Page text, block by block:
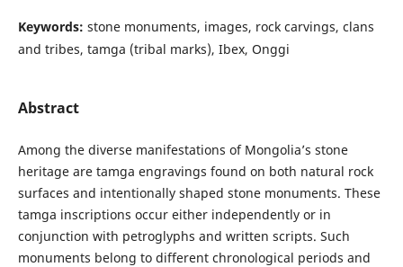
Keywords: stone monuments, images, rock carvings, clans
and tribes, tamga (tribal marks), Ibex, Onggi
Abstract
Among the diverse manifestations of Mongolia’s stone
heritage are tamga engravings found on both natural rock
surfaces and intentionally shaped stone monuments. These
tamga inscriptions occur either independently or in
conjunction with petroglyphs and written scripts. Such
monuments belong to different chronological periods and